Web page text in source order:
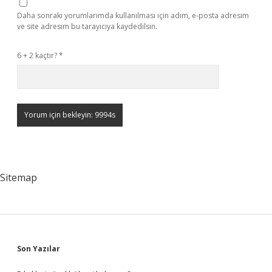
Daha sonraki yorumlarımda kullanılması için adım, e-posta adresim
ve site adresim bu tarayıcıya kaydedilsin.
6 + 2 kaçtır?*
Sitemap
Sidebar
Son Yazılar